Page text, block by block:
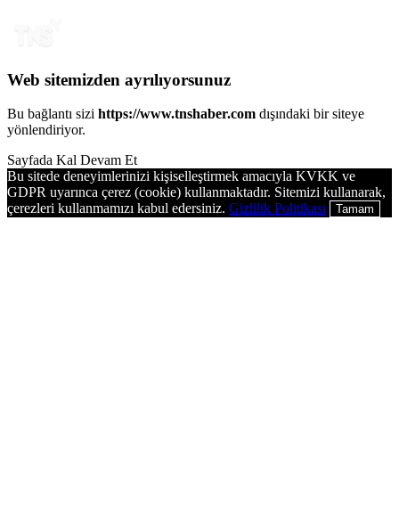
Web sitemizden ayrılıyorsunuz
Bu bağlantı sizi https://www.tnshaber.com dışındaki bir siteye
yönlendiriyor.
Sayfada Kal Devam Et
Bu sitede deneyimlerinizi kişiselleştirmek amacıyla KVKK ve
GDPR uyarınca çerez (cookie) kullanmaktadır. Sitemizi kullanarak,
çerezleri kullanmamızı kabul edersiniz. Gizlilik Politikası Tamam